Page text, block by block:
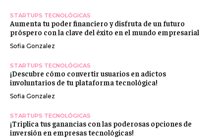
STARTUPS TECNOLÓGICAS
Aumenta tu poder financiero y disfruta de un futuro
próspero con la clave del éxito en el mundo empresarial
Sofia Gonzalez
STARTUPS TECNOLÓGICAS
¡Descubre cómo convertir usuarios en adictos
involuntarios de tu plataforma tecnológica!
Sofia Gonzalez
STARTUPS TECNOLÓGICAS
¡Triplica tus ganancias con las poderosas opciones de
inversión en empresas tecnológicas!